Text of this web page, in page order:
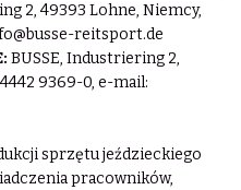
2, 49393 Lohne, Niemcy,
reitsport.de
BUSSE, Industriering 2,
9369-0, e-mail:
sprzętu jeździeckiego
pracowników,